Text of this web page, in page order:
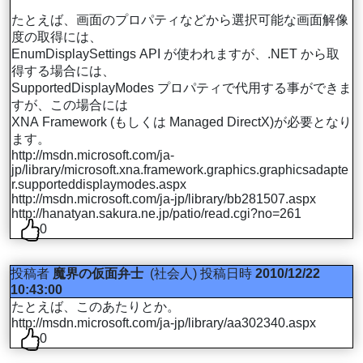
たとえば、画面のプロパティなどから選択可能な画面解像
度の取得には、
EnumDisplaySettings API が使われますが、.NET から取
得する場合には、
SupportedDisplayModes プロパティで代用する事ができま
すが、この場合には
XNA Framework (もしくは Managed DirectX)が必要となり
ます。
http://msdn.microsoft.com/ja-
jp/library/microsoft.xna.framework.graphics.graphicsadapte
r.supporteddisplaymodes.aspx
http://msdn.microsoft.com/ja-jp/library/bb281507.aspx
http://hanatyan.sakura.ne.jp/patio/read.cgi?no=261
0
投稿者 魔界の仮面弁士 (社会人) 投稿日時 2010/12/22
10:43:00
たとえば、このあたりとか。
http://msdn.microsoft.com/ja-jp/library/aa302340.aspx
0